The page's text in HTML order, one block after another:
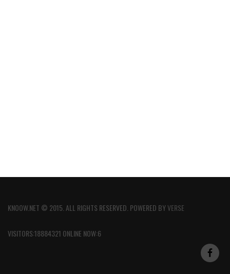
KNOOW.NET © 2015. ALL RIGHTS RESERVED. POWERED BYVERSE
VISITORS:18884321 ONLINE NOW:6